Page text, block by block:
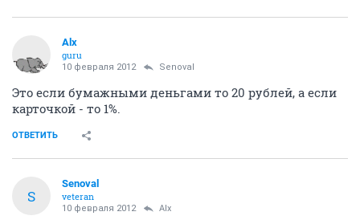
Alx
guru
10 февраля 2012 Senoval
Это если бумажными деньгами то 20 рублей, а если
карточкой - то 1%.
ОТВЕТИТЬ
S
Senoval
veteran
10 февраля 2012 Alx